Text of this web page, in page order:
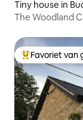
Tiny house in
The Woodland
Topfavoriet
Favoriet van